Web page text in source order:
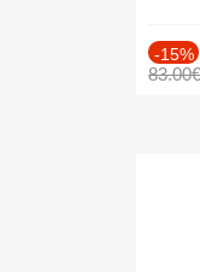
-15%
83.00€